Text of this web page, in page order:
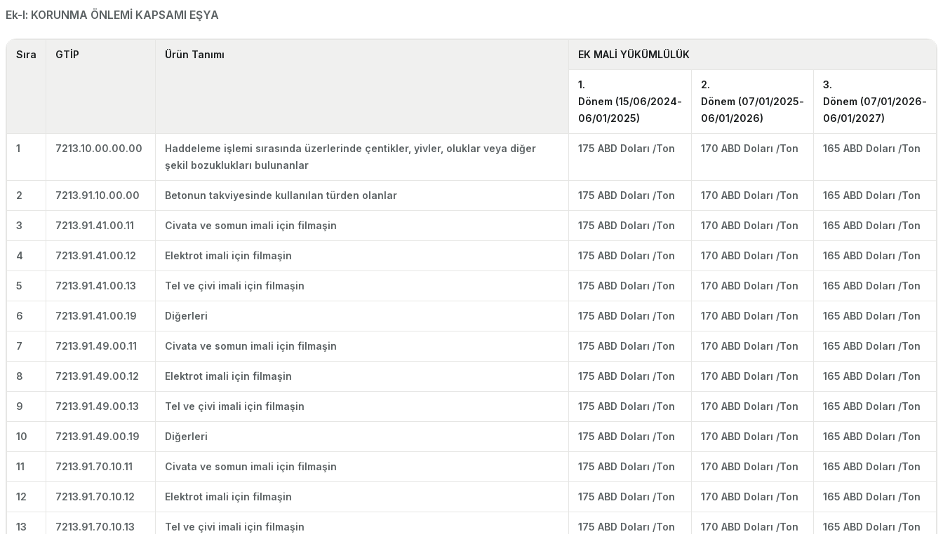
Ek-l: KORUNMA ÖNLEMİ KAPSAMI EŞYA
Sıra GTİP Ürün Tanımı EK MALİ YÜKÜMLÜLÜK
1.
Dönem (15/06/2024­
06/01/2025)
2.
Dönem (07/01/2025­
06/01/2026)
3.
Dönem (07/01/2026­
06/01/2027)
1 7213.10.00.00.00
Haddeleme işlemi sırasında üzerlerinde çentikler, yivler, oluklar veya diğer
şekil bozuklukları bulunanlar
175 ABD Doları /Ton 170 ABD Doları /Ton 165 ABD Doları /Ton
2 7213.91.10.00.00 Betonun takviyesinde kullanılan türden olanlar 175 ABD Doları /Ton 170 ABD Doları /Ton 165 ABD Doları /Ton
3 7213.91.41.00.11 Civata ve somun imali için filmaşin 175 ABD Doları /Ton 170 ABD Doları /Ton 165 ABD Doları /Ton
4 7213.91.41.00.12 Elektrot imali için filmaşin 175 ABD Doları /Ton 170 ABD Doları /Ton 165 ABD Doları /Ton
5 7213.91.41.00.13 Tel ve çivi imali için filmaşin 175 ABD Doları /Ton 170 ABD Doları /Ton 165 ABD Doları /Ton
6 7213.91.41.00.19 Diğerleri 175 ABD Doları /Ton 170 ABD Doları /Ton 165 ABD Doları /Ton
7 7213.91.49.00.11 Civata ve somun imali için filmaşin 175 ABD Doları /Ton 170 ABD Doları /Ton 165 ABD Doları /Ton
8 7213.91.49.00.12 Elektrot imali için filmaşin 175 ABD Doları /Ton 170 ABD Doları /Ton 165 ABD Doları /Ton
9 7213.91.49.00.13 Tel ve çivi imali için filmaşin 175 ABD Doları /Ton 170 ABD Doları /Ton 165 ABD Doları /Ton
10 7213.91.49.00.19 Diğerleri 175 ABD Doları /Ton 170 ABD Doları /Ton 165 ABD Doları /Ton
11 7213.91.70.10.11 Civata ve somun imali için filmaşin 175 ABD Doları /Ton 170 ABD Doları /Ton 165 ABD Doları /Ton
12 7213.91.70.10.12 Elektrot imali için filmaşin 175 ABD Doları /Ton 170 ABD Doları /Ton 165 ABD Doları /Ton
13 7213.91.70.10.13 Tel ve çivi imali için filmaşin 175 ABD Doları /Ton 170 ABD Doları /Ton 165 ABD Doları /Ton